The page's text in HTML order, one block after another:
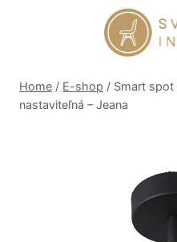
Home / E-shop / Smart spot
nastaviteľná – Jeana